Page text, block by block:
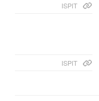
ISPIT
ISPIT